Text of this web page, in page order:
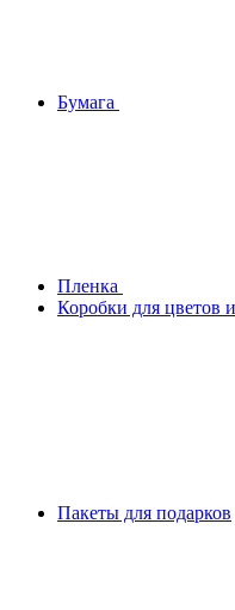
Бумага
Плeнка
Коробки для цветов
Пакеты для подарков